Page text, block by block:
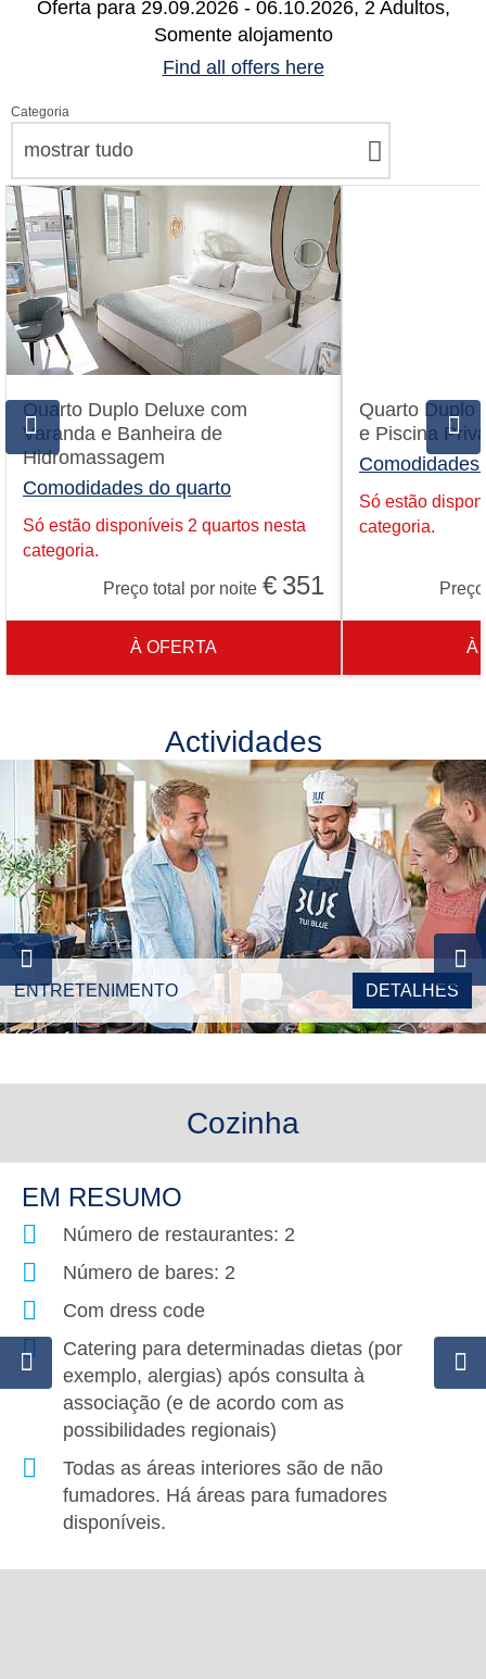
Oferta para 29.09.2026 - 06.10.2026, 2 Adultos,
Somente alojamento
Find all offers here
Categoria
mostrar tudo
Quarto Duplo Deluxe com
Varanda e Banheira de
Hidromassagem
Comodidades do quarto
Só estão disponíveis 2 quartos nesta
categoria.
Preço total por noite € 351
À OFERTA
Quarto Duplo
e Piscina
Comodidades
Só estão
categoria.
À
Actividades
ENTRETENIMENTO DETALHES
Cozinha
EM RESUMO
Número de restaurantes: 2
Número de bares: 2
Com dress code
Catering para determinadas dietas (por
exemplo, alergias) após consulta à
associação (e de acordo com as
possibilidades regionais)
Todas as áreas interiores são de não
fumadores. Há áreas para fumadores
disponíveis.